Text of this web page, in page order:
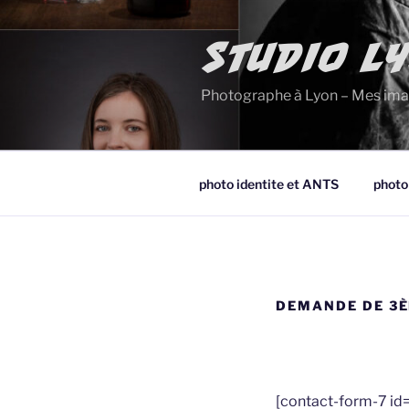
au
STUDIO
Photographe à Lyon – Mes
photo identite et ANTS
DEMANDE DE
[contact-form-7